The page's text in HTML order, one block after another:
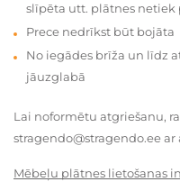
slīpēta utt. plātnes netiek
Prece nedrīkst būt bojāta
No iegādes brīža un līdz
jāuzglabā
Lai noformētu atgriešanu,
stragendo@stragendo.ee ar
Mēbeļu plātnes lietošanas